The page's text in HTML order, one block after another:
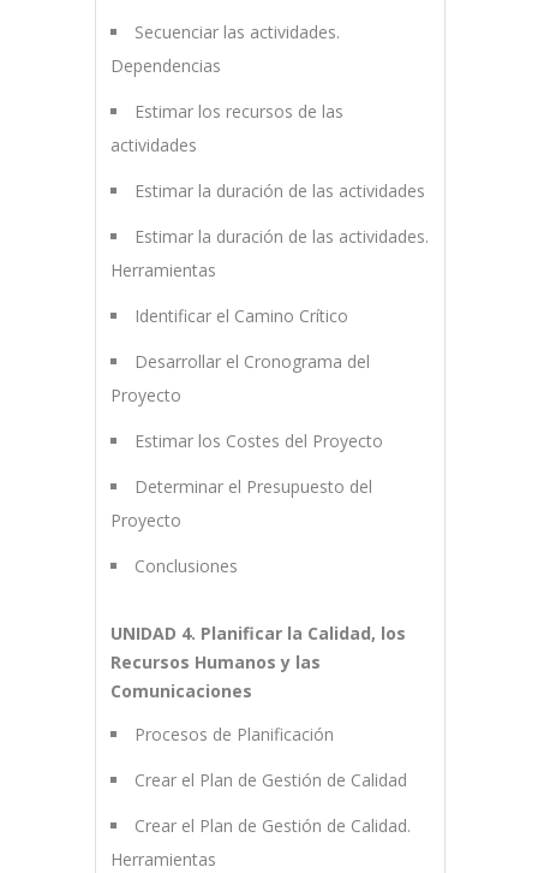
Secuenciar las actividades.
Dependencias
Estimar los recursos de las
actividades
Estimar la duración de las actividades
Estimar la duración de las actividades.
Herramientas
Identificar el Camino Crítico
Desarrollar el Cronograma del
Proyecto
Estimar los Costes del Proyecto
Determinar el Presupuesto del
Proyecto
Conclusiones
UNIDAD 4. Planificar la Calidad, los
Recursos Humanos y las
Comunicaciones
Procesos de Planificación
Crear el Plan de Gestión de Calidad
Crear el Plan de Gestión de Calidad.
Herramientas